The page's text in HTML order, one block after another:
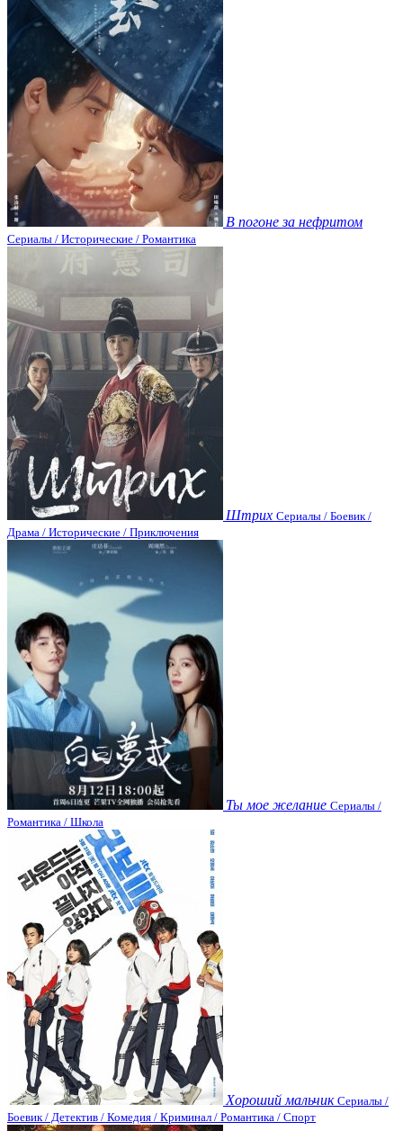
В погоне за нефритом
Сериалы / Исторические / Романтика
Штрих Сериалы / Боевик /
Драма / Исторические / Приключения
Ты мое желание Сериалы /
Романтика / Школа
Хороший мальчик Сериалы /
Боевик / Детектив / Комедия / Криминал / Романтика / Спорт